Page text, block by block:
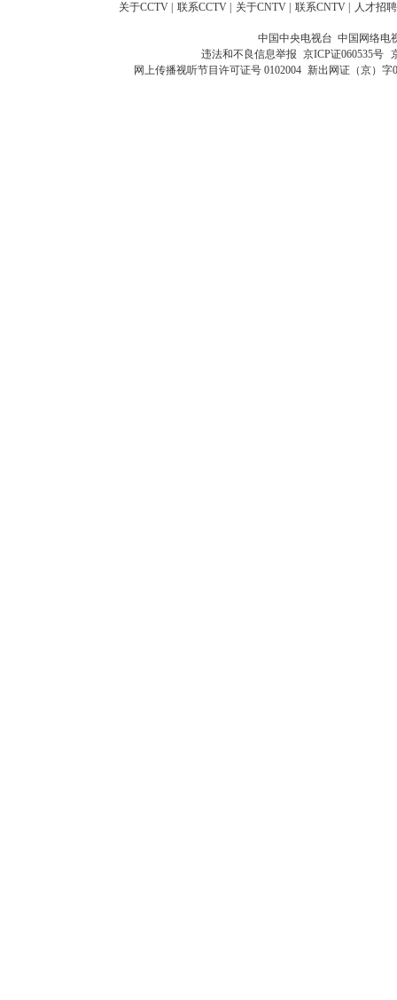
关于CCTV 联系CCTV 关于CNTV 联系CNTV 人才招聘
中国中央电视台 中国网络电
违法和不良信息举报 京ICP证060535号
网上传播视听节目许可证号 0102004 新出网证（京）